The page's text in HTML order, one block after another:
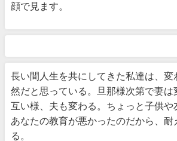
顔で見ます。
長い間人生を共にしてきた私達は、変
然だと思っている。旦那様次第で妻は
互い様、夫も変わる。ちょっと子供や
あなたの教育が悪かったのだから、耐
る。